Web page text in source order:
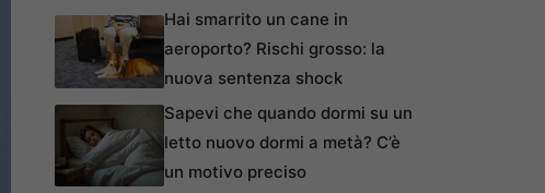
Hai smarrito un cane in
aeroporto? Rischi grosso: la
nuova sentenza shock
Sapevi che quando dormi su un
letto nuovo dormi a metà? C’è
un motivo preciso